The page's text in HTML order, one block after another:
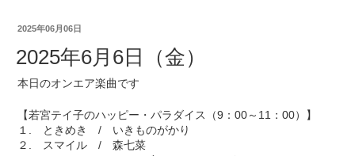
2025年06月06日
2025年6月6日（金）
本日のオンエア楽曲です
【若宮テイ子のハッピー・パラダイス（9：00～11：00）】
１. ときめき / いきものがかり
２. スマイル / 森七菜